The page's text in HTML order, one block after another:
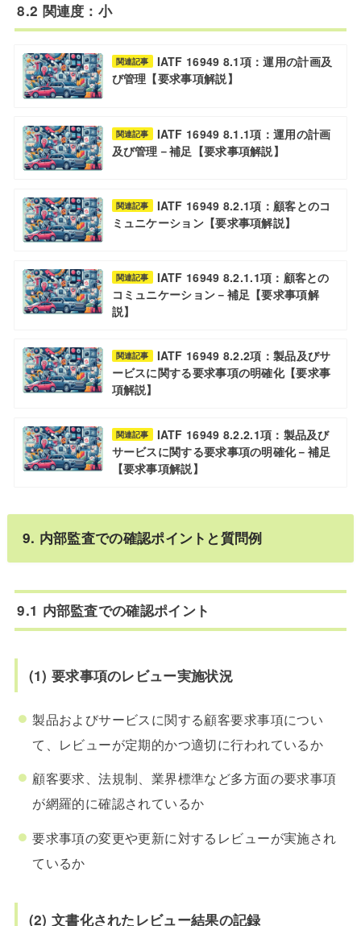
8.2 関連度：小
関連記事
IATF 16949 8.1項：運用の計画及
び管理【要求事項解説】
関連記事
IATF 16949 8.1.1項：運用の計画
及び管理－補足【要求事項解説】
関連記事
IATF 16949 8.2.1項：顧客とのコ
ミュニケーション【要求事項解説】
関連記事
IATF 16949 8.2.1.1項：顧客との
コミュニケーション－補足【要求事項解
説】
関連記事
IATF 16949 8.2.2項：製品及びサ
ービスに関する要求事項の明確化【要求事
項解説】
関連記事
IATF 16949 8.2.2.1項：製品及び
サービスに関する要求事項の明確化－補足
【要求事項解説】
9. 内部監査での確認ポイントと質問例
9.1 内部監査での確認ポイント
(1) 要求事項のレビュー実施状況
製品およびサービスに関する顧客要求事項につい
て、レビューが定期的かつ適切に行われているか
顧客要求、法規制、業界標準など多方面の要求事項
が網羅的に確認されているか
要求事項の変更や更新に対するレビューが実施され
ているか
(2) 文書化されたレビュー結果の記録